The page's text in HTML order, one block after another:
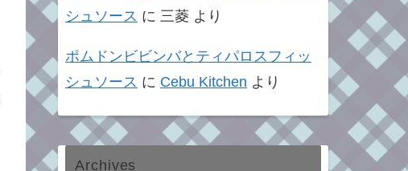
シュソース に 三菱 より
ポムドンビビンバとティパロスフィッ
シュソース に Cebu Kitchen より
Archives